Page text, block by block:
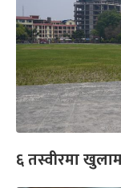
६ तस्वीरमा